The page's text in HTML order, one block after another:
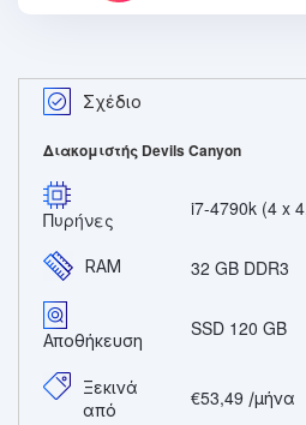
Σχέδιο
Διακομιστής Devils Canyon
Πυρήνες i7-4790k (4 x
RAM 32 GB DDR3
Αποθήκευση
SSD 120 GB
Ξεκινά
από
€53,49 /μήνα